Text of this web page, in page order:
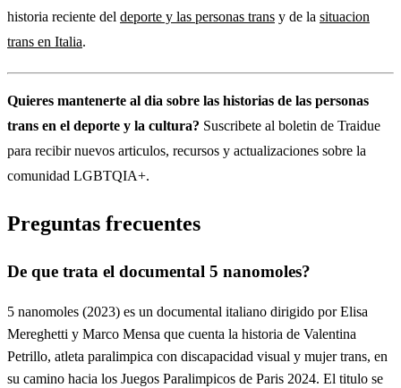
historia reciente del deporte y las personas trans y de la situacion
trans en Italia.
Quieres mantenerte al dia sobre las historias de las personas
trans en el deporte y la cultura? Suscribete al boletin de Traidue
para recibir nuevos articulos, recursos y actualizaciones sobre la
comunidad LGBTQIA+.
Preguntas frecuentes
De que trata el documental 5 nanomoles?
5 nanomoles (2023) es un documental italiano dirigido por Elisa
Mereghetti y Marco Mensa que cuenta la historia de Valentina
Petrillo, atleta paralimpica con discapacidad visual y mujer trans, en
su camino hacia los Juegos Paralimpicos de Paris 2024. El titulo se